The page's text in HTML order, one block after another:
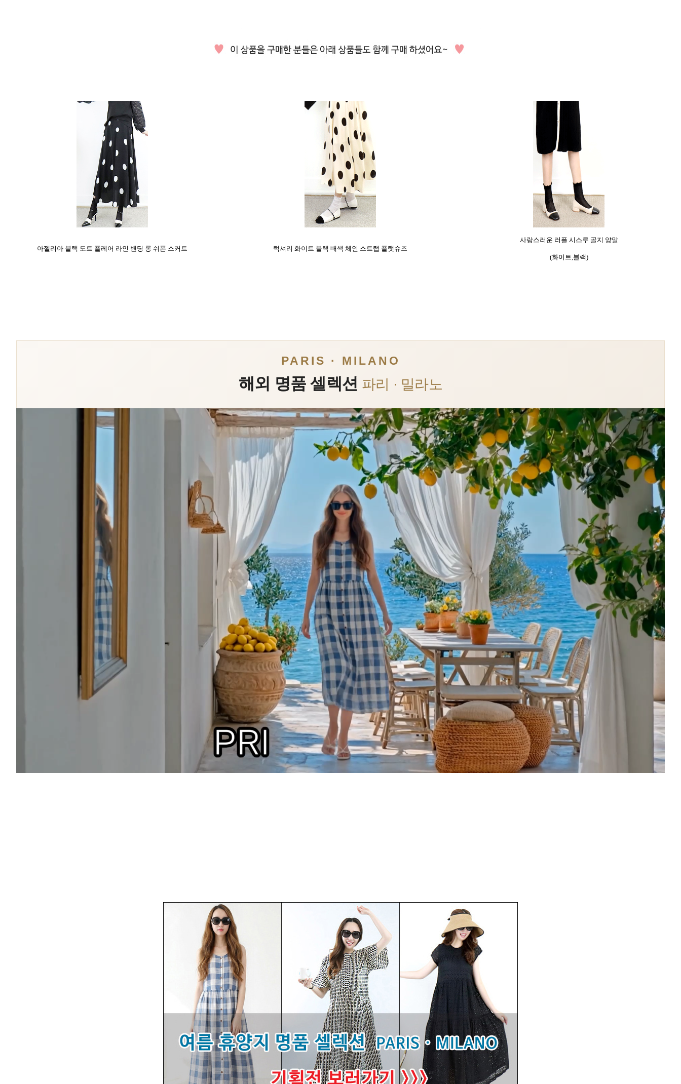
아젤리아 블랙 도트 플레어 라인 밴딩 롱 쉬폰 스커트 럭셔리 화이트 블랙 배색 체인 스트랩 플랫슈즈
사랑스러운 러플 시스루 골지 양말
(화이트,블랙)
PARIS · MILANO
해외 명품 셀렉션 파리 · 밀라노